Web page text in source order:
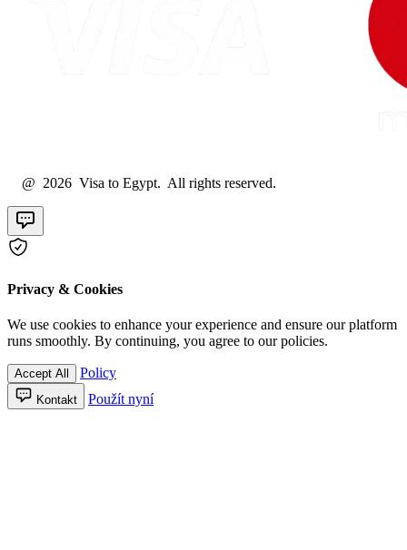
@ 2026 Visa to Egypt. All rights reserved.
Privacy & Cookies
We use cookies to enhance your experience and ensure our platform
runs smoothly. By continuing, you agree to our policies.
Accept All Policy
Kontakt Použít nyní